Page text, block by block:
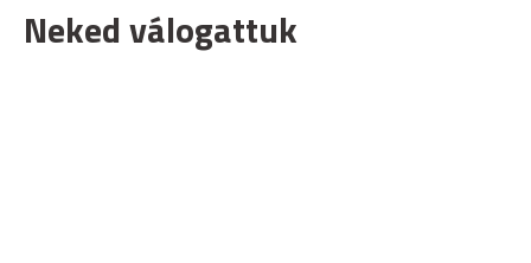
Neked válogattuk